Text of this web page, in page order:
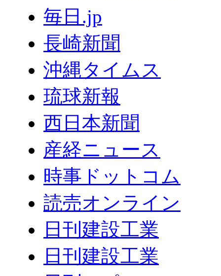
毎日.jp
長崎新聞
沖縄タイムス
琉球新報
西日本新聞
産経ニュース
時事ドットコム
読売オンライン
日刊建設工業
日刊建設工業